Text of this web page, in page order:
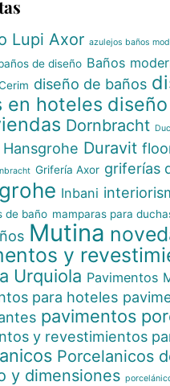
Lupi Axor azulejos baños
de diseño Baños
diseño de baños
en hoteles
Dornbracht
Duravit
Grifería Axor griferías
Inbani
de baño mamparas para
Mutina
y
Urquiola Pavimentos
para hoteles
pavimentos
y revestimientos
Porcelanicos
y dimensiones